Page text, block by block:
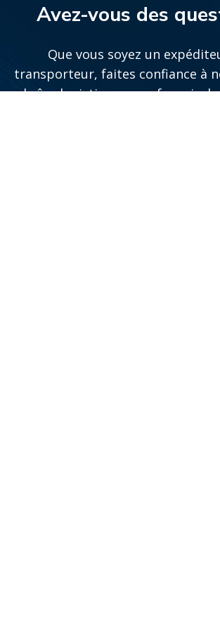
Avez-vous des
Que vous soyez un
transporteur, faites confiance à
chaîne logistique pour fournir